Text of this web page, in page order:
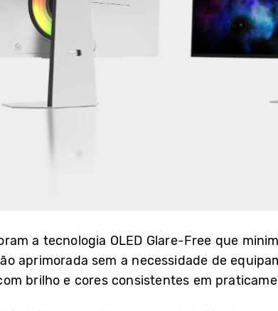
a tecnologia OLED Glare-Free que
aprimorada sem a necessidade de
brilho e cores consistentes em